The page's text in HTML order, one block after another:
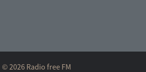
© 2026 Radio free FM